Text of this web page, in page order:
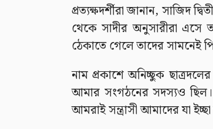
প্রত্যক্ষদর্শীরা জানান, সাজিদ
থেকে সাদীর অনুসারীরা এসে
ঠেকাতে গেলে তাদের সামনেই
নাম প্রকাশে অনিচ্ছুক
আমার সংগঠনের সদস্যও
আমরাই সন্ত্রাসী আমাদের যা